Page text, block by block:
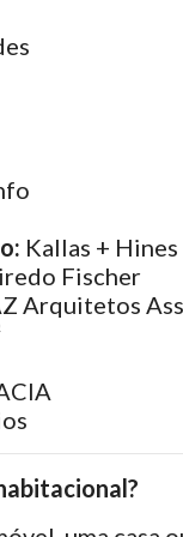
Kallas + Hines
Fischer
Arquitetos